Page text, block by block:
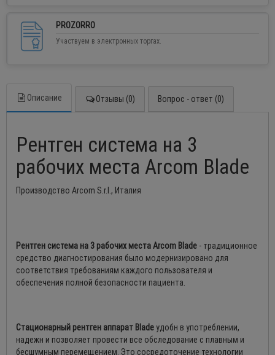
PROZORRO
Участвуем в электронных торгах.
Описание Отзывы (0) Вопрос - ответ (0)
Рентген система на 3
рабочих места Arcom Blade
Производство Arcom S.r.l., Италия
Рентген система на 3 рабочих места Arcom Blade - традиционное
средство диагностирования было модернизировано для
соответствия требованиям каждого пользователя и
обеспечения полной безопасности пациента.
Стационарный рентген аппарат Bladeудобн в употреблении,
надежн и позволяет провести все обследование с плавным и
бесшумным перемещением. Это сосредоточение технологии